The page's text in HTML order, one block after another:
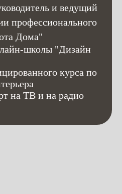
и ведущий
профессионального
Дома"
школы "Дизайн
курса по
на ТВ и на радио